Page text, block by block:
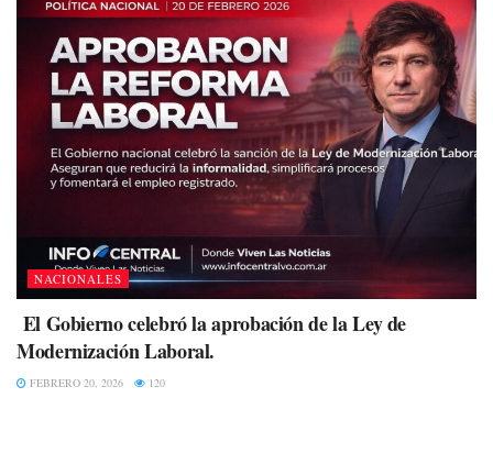
NACIONALES
El Gobierno celebró la aprobación de la Ley de
Modernización Laboral.
FEBRERO 20, 2026 120